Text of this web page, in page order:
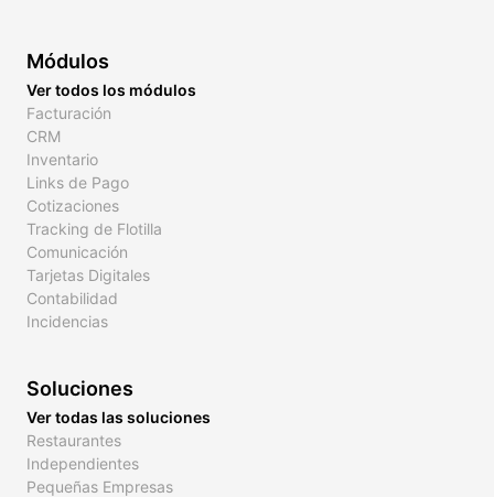
Módulos
Ver todos los módulos
Facturación
CRM
Inventario
Links de Pago
Cotizaciones
Tracking de Flotilla
Comunicación
Tarjetas Digitales
Contabilidad
Incidencias
Soluciones
Ver todas las soluciones
Restaurantes
Independientes
Pequeñas Empresas